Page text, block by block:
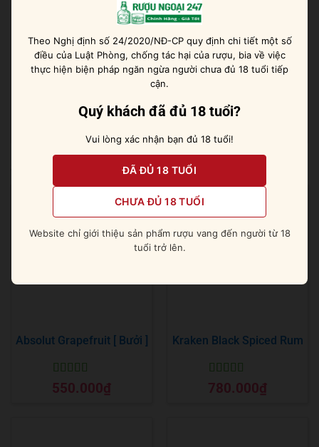
Cách thưởng thức rượu
Rượu trở nên rất quyến rũ khi uống neat, kết hợp cùng
đá viên / soda hoặc pha thêm 1 – 2 nguyên liệu phù
Absolut Grapefruit [ Bưởi ]
Được xếp
hạng55 sao
550.000₫
Kraken Black Spiced Rum
Được xếp
hạng55 sao
780.000₫
Theo Nghị định số 24/2020/NĐ-CP quy định chi tiết một số
điều của Luật Phòng, chống tác hại của rượu, bia về việc
thực hiện biện pháp ngăn ngừa người chưa đủ 18 tuổi tiếp
cận.
Quý khách đã đủ 18 tuổi?
Vui lòng xác nhận bạn đủ 18 tuổi!
ĐÃ ĐỦ 18 TUỔI
CHƯA ĐỦ 18 TUỔI
Website chỉ giới thiệu sản phẩm rượu vang đến người từ 18
tuổi trở lên.